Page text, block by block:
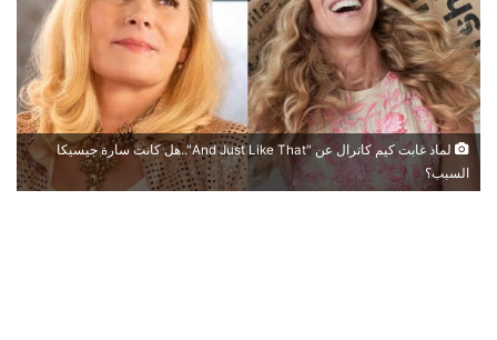
لماذ غابت كيم كاترال عن "And Just Like That"..هل كانت سارة جيسيكا
السبب؟